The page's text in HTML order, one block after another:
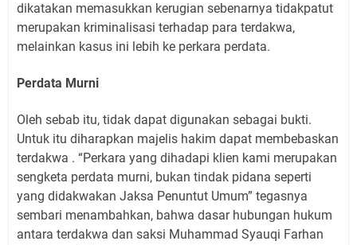
dikatakan memasukkan kerugian sebenarnya tidakpatut
merupakan kriminalisasi terhadap para terdakwa,
melainkan kasus ini lebih ke perkara perdata.
Perdata Murni
Oleh sebab itu, tidak dapat digunakan sebagai bukti.
Untuk itu diharapkan majelis hakim dapat membebaskan
terdakwa . “Perkara yang dihadapi klien kami merupakan
sengketa perdata murni, bukan tindak pidana seperti
yang didakwakan Jaksa Penuntut Umum” tegasnya
sembari menambahkan, bahwa dasar hubungan hukum
antara terdakwa dan saksi Muhammad Syauqi Farhan